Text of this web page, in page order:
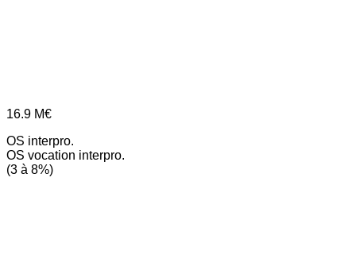
16.9 M€
OS interpro.
OS vocation interpro.
(3 à 8%)